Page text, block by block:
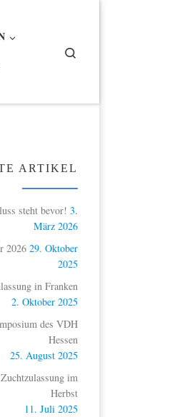
ARTIKEL
steht bevor! 3.
März 2026
2026 29. Oktober
2025
in Franken
2. Oktober 2025
des VDH
Hessen
25. August 2025
im
Herbst
11. Juli 2025